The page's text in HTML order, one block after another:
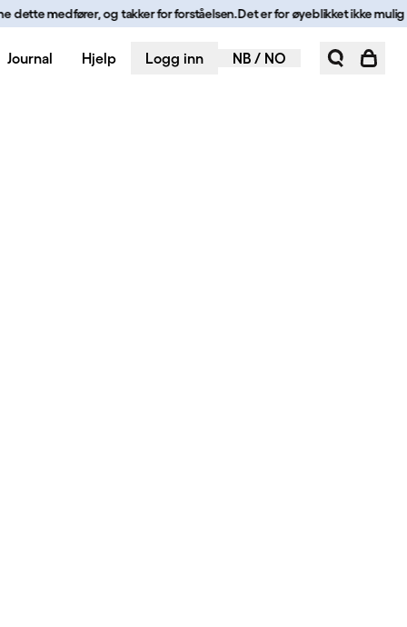
medfører, og takker for forståelsen.Det er for øyeblikket ikke mulig å
Journal Hjelp Logg inn NB / NO